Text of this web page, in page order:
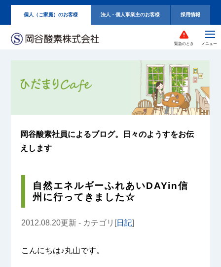
個人（ご家庭）のお客様 法人・個人事業主のお客様 採用情報
緊急のとき
岡谷酸素社員によるブログ。
日々のようすをお伝
えします
自然エネルギーふれあいDAYin信
州に行ってきました☆
2012.08.20更新 - カテゴリ[日記]
こんにちは♪丸山です。